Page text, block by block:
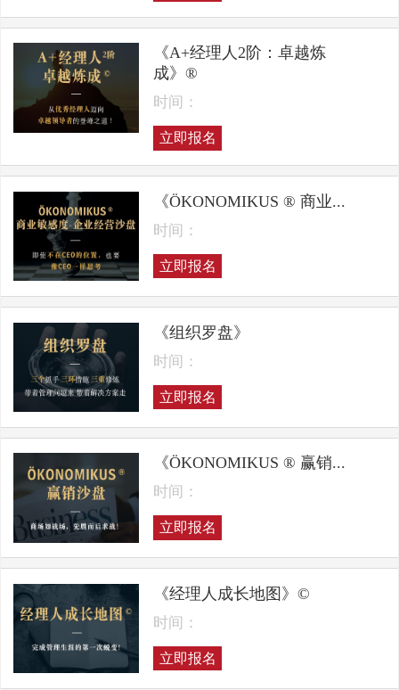
《A+经理人2阶：卓越炼
成》®
时间：
立即报名
《ÖKONOMIKUS ® 商业...
时间：
立即报名
《组织罗盘》
时间：
立即报名
《ÖKONOMIKUS ® 赢销...
时间：
立即报名
《经理人成长地图》©
时间：
立即报名